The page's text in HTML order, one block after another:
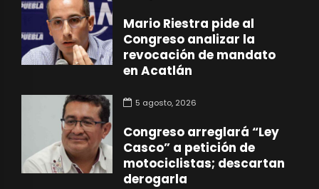
Mario Riestra pide al
Congreso analizar la
revocación de mandato
en Acatlán
5 agosto, 2026
Congreso arreglará “Ley
Casco” a petición de
motociclistas; descartan
derogarla